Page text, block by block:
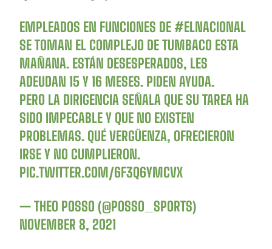
EMPLEADOS EN FUNCIONES DE#ELNACIONAL
SE TOMAN EL COMPLEJO DE TUMBACO ESTA
MAÑANA. ESTÁN DESESPERADOS, LES
ADEUDAN 15 Y 16 MESES. PIDEN AYUDA.
PERO LA DIRIGENCIA SEÑALA QUE SU TAREA HA
SIDO IMPECABLE Y QUE NO EXISTEN
PROBLEMAS. QUÉ VERGÜENZA, OFRECIERON
IRSE Y NO CUMPLIERON.
PIC.TWITTER.COM/6F3Q6YMCVX
— THEO POSSO (@POSSO_SPORTS)
NOVEMBER 8, 2021